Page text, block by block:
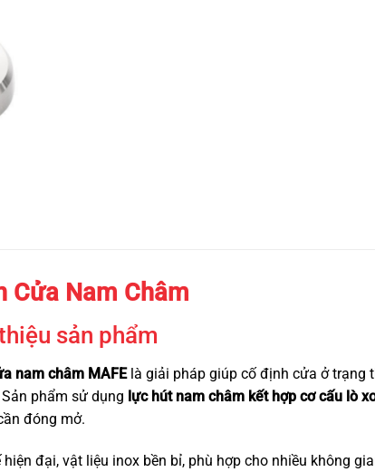
Cửa Nam Châm
sản phẩm
nam châm MAFElà giải pháp giúp cố định cửa ở trạng
phẩm sử dụng lực hút nam châm kết hợp cơ cấu lò
đóng mở.
hiện đại, vật liệu inox bền bỉ, phù hợp cho nhiều không